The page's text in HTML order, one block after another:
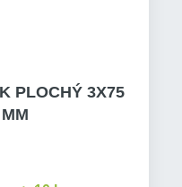
PLOCHÝ 3X75
MM